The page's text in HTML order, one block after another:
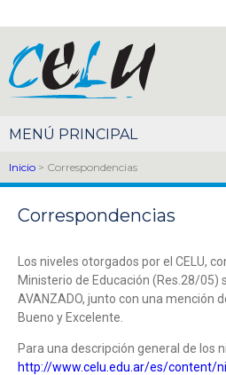
Inicio > Correspondencias
Correspondencias
Los niveles otorgados por el CELU,
Ministerio de Educación (Res.28/05)
AVANZADO, junto con una mención
Bueno y Excelente.
Para una descripción general de los
http://www.celu.edu.ar/es/content/